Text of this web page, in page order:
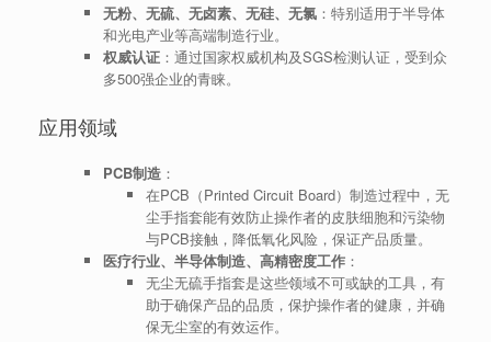
无粉、无硫、无卤素、无硅、无氯：特别适用于半导体
和光电产业等高端制造行业。
权威认证：通过国家权威机构及SGS检测认证，受到众
多500强企业的青睐。
应用领域
PCB制造：
在PCB（Printed Circuit Board）制造过程中，无
尘手指套能有效防止操作者的皮肤细胞和污染物
与PCB接触，降低氧化风险，保证产品质量。
医疗行业、半导体制造、高精密度工作：
无尘无硫手指套是这些领域不可或缺的工具，有
助于确保产品的品质，保护操作者的健康，并确
保无尘室的有效运作。